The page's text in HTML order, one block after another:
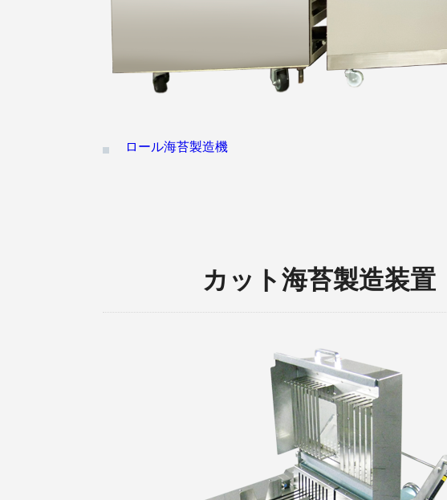
ロール海苔製造機
カット海苔製造装置